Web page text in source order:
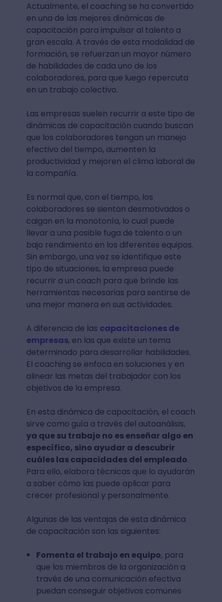
Actualmente, el coaching se ha convertido
en una de las mejores dinámicas de
capacitación para impulsar al talento a
gran escala. A través de esta modalidad de
formación, se refuerzan un mayor número
de habilidades de cada uno de los
colaboradores, para que luego repercuta
en un trabajo colectivo.
Las empresas suelen recurrir a este tipo de
dinámicas de capacitación cuando buscan
que los colaboradores tengan un manejo
efectivo del tiempo, aumenten la
productividad y mejoren el clima laboral de
la compañía.
Es normal que, con el tiempo, los
colaboradores se sientan desmotivados o
caigan en la monotonía, lo cual puede
llevar a una posible fuga de talento o un
bajo rendimiento en los diferentes equipos.
Sin embargo, una vez se identifique este
tipo de situaciones, la empresa puede
recurrir a un coach para que brinde las
herramientas necesarias para sentirse de
una mejor manera en sus actividades.
A diferencia de las capacitaciones de
empresas, en las que existe un tema
determinado para desarrollar habilidades.
El coaching se enfoca en soluciones y en
alinear las metas del trabajador con los
objetivos de la empresa.
En esta dinámica de capacitación, el coach
sirve como guía a través del autoanálisis,
ya que su trabajo no es enseñar algo en
específico, sino ayudar a descubrir
cuáles las capacidades del empleado.
Para ello, elabora técnicas que lo ayudarán
a saber cómo las puede aplicar para
crecer profesional y personalmente.
Algunas de las ventajas de esta dinámica
de capacitación son las siguientes:
Fomenta el trabajo en equipo, para
que los miembros de la organización a
través de una comunicación efectiva
puedan conseguir objetivos comunes